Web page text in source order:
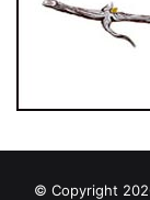
© Copyright